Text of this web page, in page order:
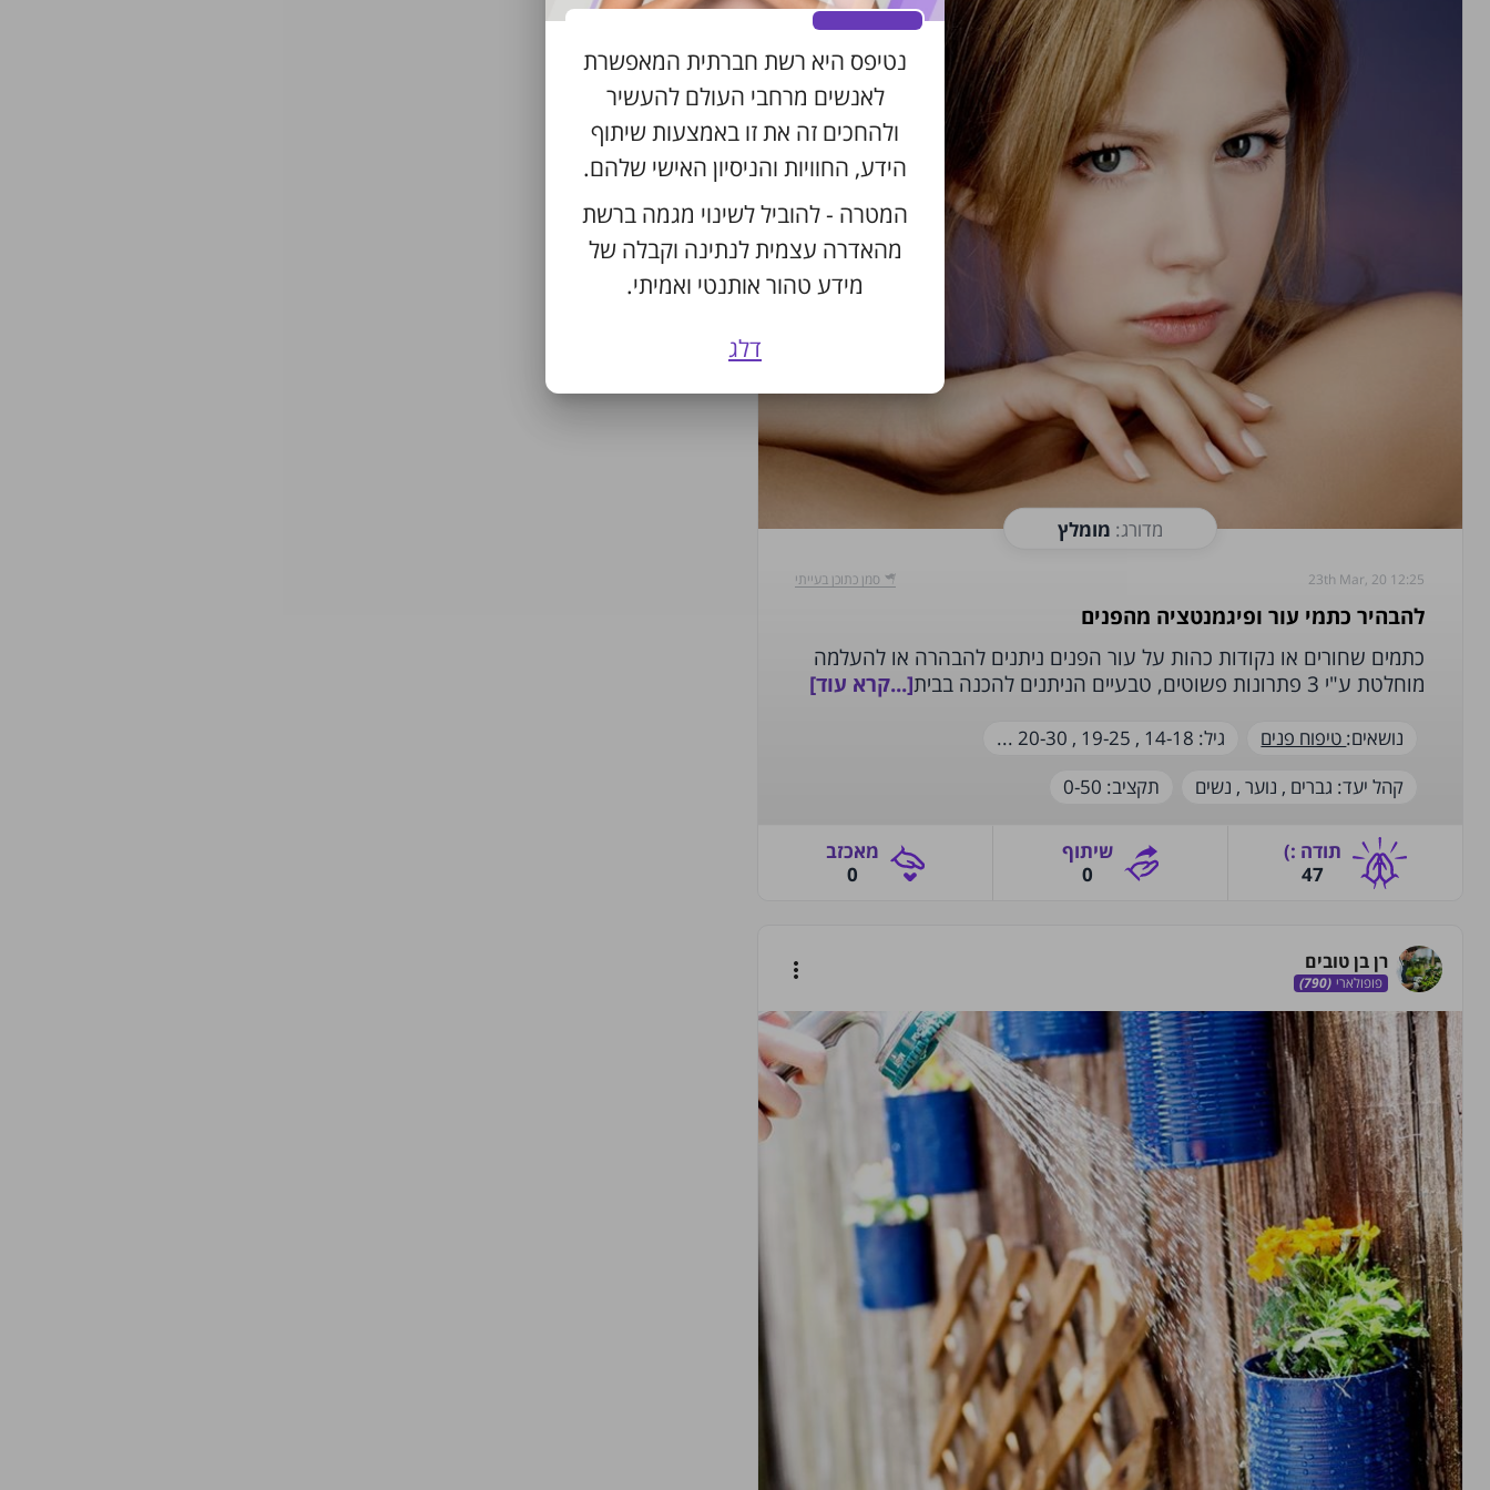
מדורג: מומלץ
23th Mar, 20 12:25 ‫סמן כתוכן בעייתי‬
להבהיר כתמי עור ופיגמנטציה מהפנים
כתמים שחורים או נקודות כהות על עור הפנים ניתנים להבהרה או להעלמה
מוחלטת ע"י 3 פתרונות פשוטים, טבעיים הניתנים להכנה בבית
[...קרא עוד]
נושאים: טיפוח פנים גיל: 19-25 ,
20-30
...
‫קהל יעד‬: גברים , נוער , נשים ‫תקציב‬:
47
תודה‫ :)‬
0
שיתוף
0
‫מאכזב‬
רן בן טובים
פופולארי (790)
more_vert
נטיפס היא רשת חברתית המאפשרת
לאנשים מרחבי העולם להעשיר
ולהחכים זה את זו באמצעות שיתוף
הידע, החוויות והניסיון האישי שלהם.
המטרה - להוביל לשינוי מגמה ברשת
מהאדרה עצמית לנתינה וקבלה של
מידע טהור אותנטי ואמיתי.
דלג